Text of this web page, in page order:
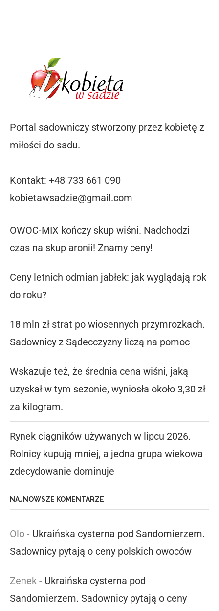
Portal sadowniczy stworzony przez kobietę z
miłości do sadu.
Kontakt: +48 733 661 090
kobietawsadzie@gmail.com
OWOC-MIX kończy skup wiśni. Nadchodzi
czas na skup aronii! Znamy ceny!
Ceny letnich odmian jabłek: jak wyglądają rok
do roku?
18 mln zł strat po wiosennych przymrozkach.
Sadownicy z Sądecczyzny liczą na pomoc
Wskazuje też, że średnia cena wiśni, jaką
uzyskał w tym sezonie, wyniosła około 3,30 zł
za kilogram.
Rynek ciągników używanych w lipcu 2026.
Rolnicy kupują mniej, a jedna grupa wiekowa
zdecydowanie dominuje
NAJNOWSZE KOMENTARZE
Olo - Ukraińska cysterna pod Sandomierzem.
Sadownicy pytają o ceny polskich owoców
Zenek - Ukraińska cysterna pod
Sandomierzem. Sadownicy pytają o ceny